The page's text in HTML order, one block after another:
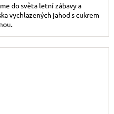
do světa letní zábavy a
vychlazených jahod s cukrem